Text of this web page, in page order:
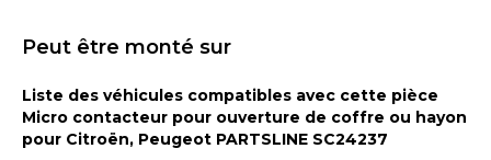
Peut être monté sur
Liste des véhicules compatibles avec cette pièce
Micro contacteur pour ouverture de coffre ou hayon
pour Citroën, Peugeot PARTSLINE SC24237